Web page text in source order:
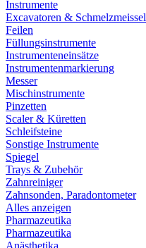
Instrumente
Excavatoren & Schmelzmeissel
Feilen
Füllungsinstrumente
Instrumenteneinsätze
Instrumentenmarkierung
Messer
Mischinstrumente
Pinzetten
Scaler & Küretten
Schleifsteine
Sonstige Instrumente
Spiegel
Trays & Zubehör
Zahnreiniger
Zahnsonden, Paradontometer
Alles anzeigen
Pharmazeutika
Pharmazeutika
Anästhetika